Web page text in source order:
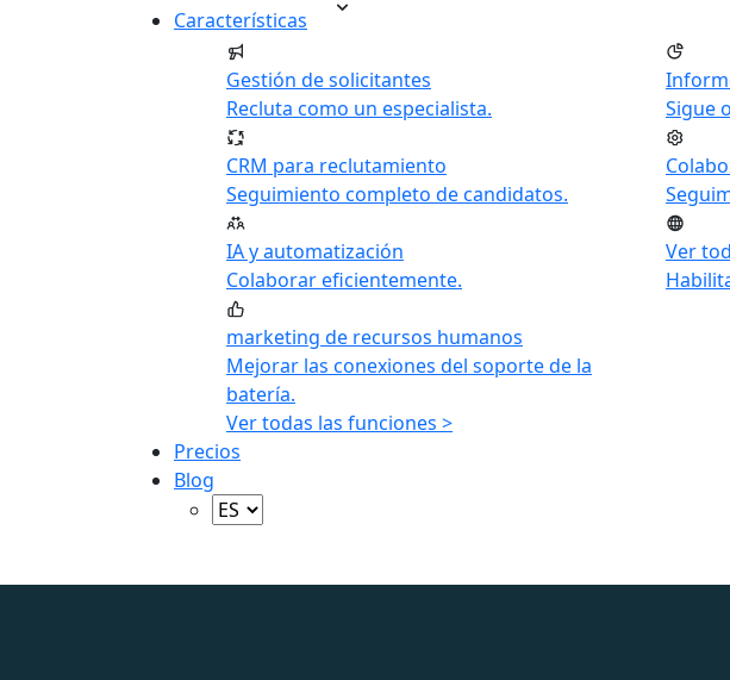
Características
Gestión de solicitantes
Recluta como un especialista.
CRM para reclutamiento
Seguimiento completo de candidatos.
IA y automatización
Colaborar eficientemente.
marketing de recursos humanos
Mejorar las conexiones del soporte de la
batería.
Sigue
Ver
Ver todas las funciones >
Precios
Blog